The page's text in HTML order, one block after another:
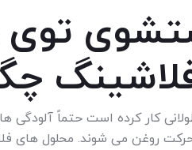
توی
کار کرده است حتماً
روغن می شوند. محلول های